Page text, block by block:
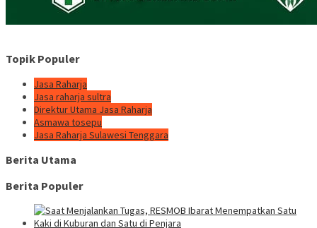
Topik Populer
Jasa Raharja
Jasa raharja sultra
Direktur Utama Jasa Raharja
Asmawa tosepu
Jasa Raharja Sulawesi Tenggara
Berita Utama
Berita Populer